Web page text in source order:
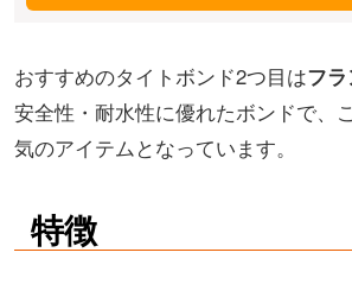
おすすめのタイトボンド2つ目はフ
安全性・耐水性に優れたボンドで、
気のアイテムとなっています。
特徴